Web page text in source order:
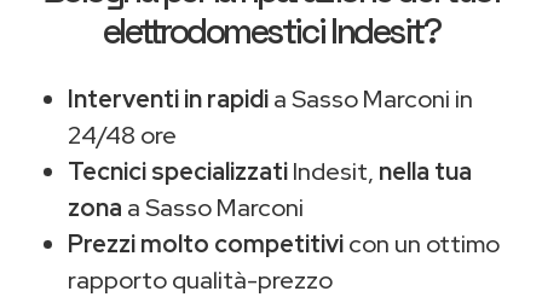
elettrodomestici Indesit?
Interventi in rapidia Sasso Marconi in
24/48 ore
Tecnici specializzatiIndesit, nella tua
zona a Sasso Marconi
Prezzi molto competitivicon un ottimo
rapporto qualità-prezzo